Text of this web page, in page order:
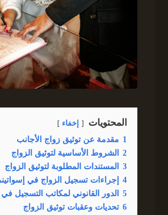
المحتويات إخفاء
1 مقدمة عن توثيق زواج الأجانب
2
الشروط الأساسية لتوثيق الزواج
3
المستندات المطلوبة لتوثيق الزواج
4
إجراءات تسجيل الزواج في
5
الدور القانوني لمكاتب التسجيل
6 تحديات وعقبات توثيق الزواج